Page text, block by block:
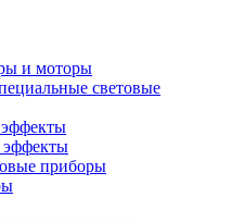
и моторы
световые
приборы